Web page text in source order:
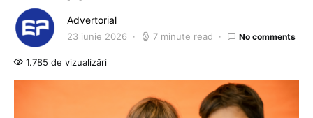
Advertorial
23 iunie 2026 7 minute read No comments
1.785 de vizualizări